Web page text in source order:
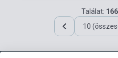
Találat:
10